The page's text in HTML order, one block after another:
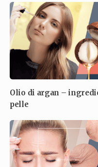
Olio di argan –
pelle